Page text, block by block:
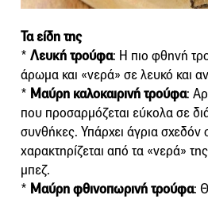
Τα είδη της
* Λευκή τρούφα: Η πιο φθηνή
άρωμα και «νερά» σε λευκό και
* Μαύρη καλοκαιρινή τρούφα:
που προσαρμόζεται εύκολα σε
συνθήκες. Υπάρχει άγρια
χαρακτηρίζεται από τα «νερά»
μπεζ.
* Μαύρη φθινοπωρινή τρούφα: